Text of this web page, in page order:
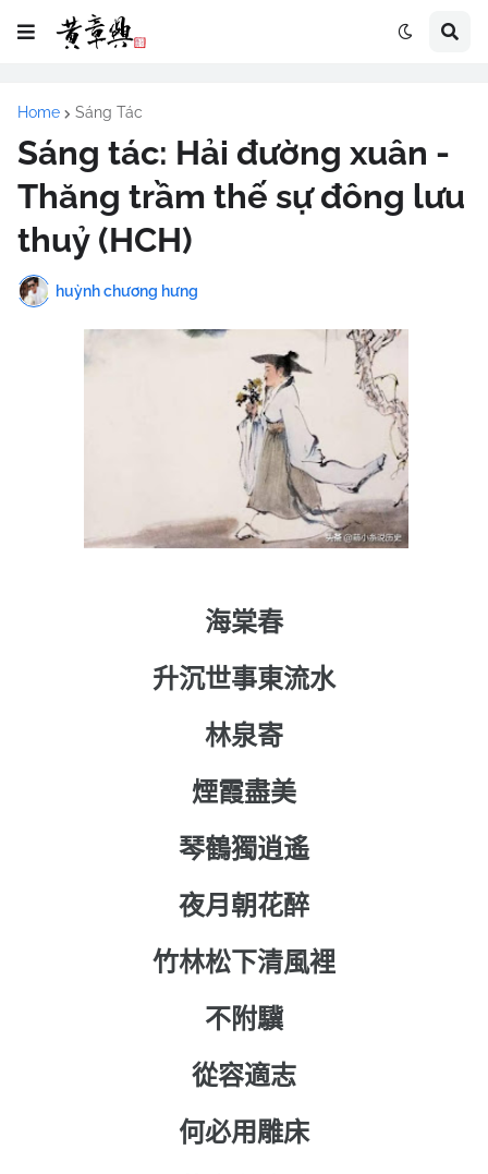
Home Sáng Tác
Sáng tác: Hải đường xuân -
Thăng trầm thế sự đông lưu
thuỷ (HCH)
huỳnh chương hưng
海棠春
升沉世事東流水
林泉寄
煙霞盡美
琴鶴獨逍遙
夜月朝花醉
竹林松下清風裡
不附驥
從容適志
何必用雕床